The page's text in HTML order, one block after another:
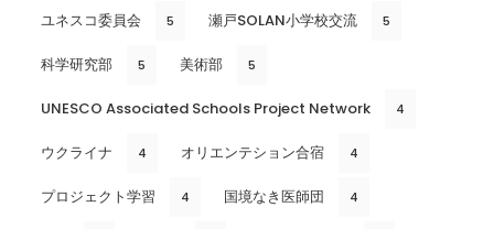
ユネスコ委員会 5 瀬戸SOLAN小学校交流 5
科学研究部 5 美術部 5
UNESCO Associated Schools Project Network 4
ウクライナ 4 オリエンテション合宿 4
プロジェクト学習 4 国境なき医師団 4